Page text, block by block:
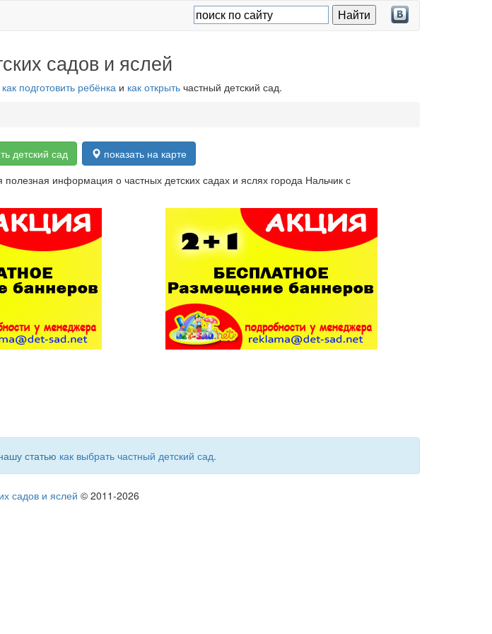
садов и яслей
как подготовить ребёнкаи как открытьчастный детский сад.
детский сад
показать на карте
информация о частных детских садах и яслях города Нальчик с
статью как выбрать частный детский сад.
садов и яслей © 2011-2026